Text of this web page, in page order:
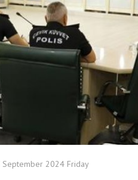
September 2024 Friday